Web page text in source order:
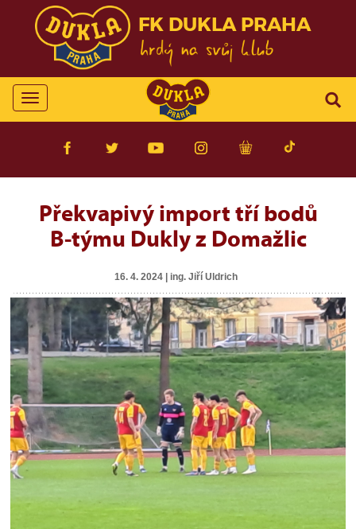
FK DUKLA PRAHA
Toggle
navigation
Překvapivý import tří bodů
B-týmu Dukly z Domažlic
16. 4. 2024 | ing. Jiří Uldrich